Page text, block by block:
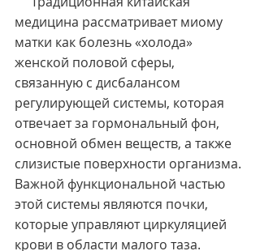
медицина рассматривает миому
матки как болезнь «холода»
женской половой сферы,
связанную с дисбалансом
регулирующей системы, которая
отвечает за гормональный фон,
основной обмен веществ, а также
слизистые поверхности организма.
Важной функциональной частью
этой системы являются почки,
которые управляют циркуляцией
крови в области малого таза.